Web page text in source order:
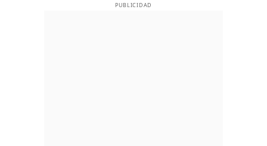
PUBLICIDAD